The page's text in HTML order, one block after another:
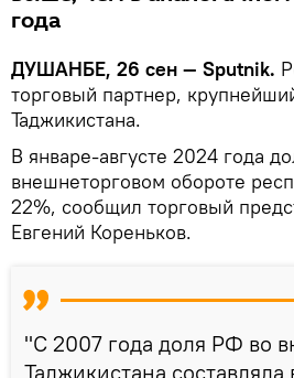
года
ДУШАНБЕ, 26 сен — Sputnik.
торговый партнер,
Таджикистана.
В январе-августе 2024 года
внешнеторговом обороте
22%, сообщил торговый
Евгений Кореньков.
"С 2007 года доля РФ во
Таджикистана